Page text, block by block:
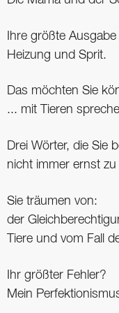
Ihre größte
Heizung und Sprit.
Das möchten Sie
... mit Tieren
Drei Wörter, die Sie
nicht immer ernst zu
Sie träumen von:
der
Tiere und vom Fall
Ihr größter Fehler?
Mein